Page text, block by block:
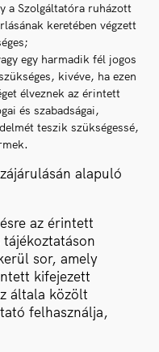
a Szolgáltatóra ruházott
keretében végzett
egy harmadik fél jogos
kivéve, ha ezen
élveznek az érintett
és szabadságai,
teszik szükségessé,
alapuló
az érintett
sor, amely
kifejezett
általa közölt
felhasználja,